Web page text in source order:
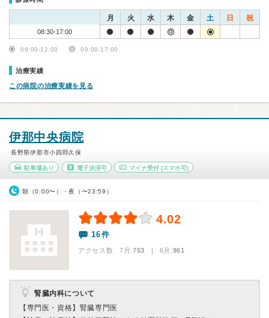
月 火 水 木 金 土 日 祝
08:30-17:00
09:00-12:00 09:00-17:00
治療実績
この病院の治療実績を見る
伊那中央病院
長野県伊那市小四郎久保
駐車場あり 電子決済可 マイナ受付 (スマホ可)
朝（0:00〜）・夜（〜23:59）
4.02
16件
アクセス数 7月:753 | 6月:961
腎臓内科について
【専門医・資格】 腎臓専門医